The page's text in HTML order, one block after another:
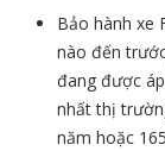
Bảo hành xe
nào đến
đang được
nhất thị
năm hoặc